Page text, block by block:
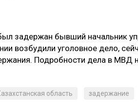
задержан бывший начальник
возбудили уголовное дело,
Подробности дела в МВД
область задержание